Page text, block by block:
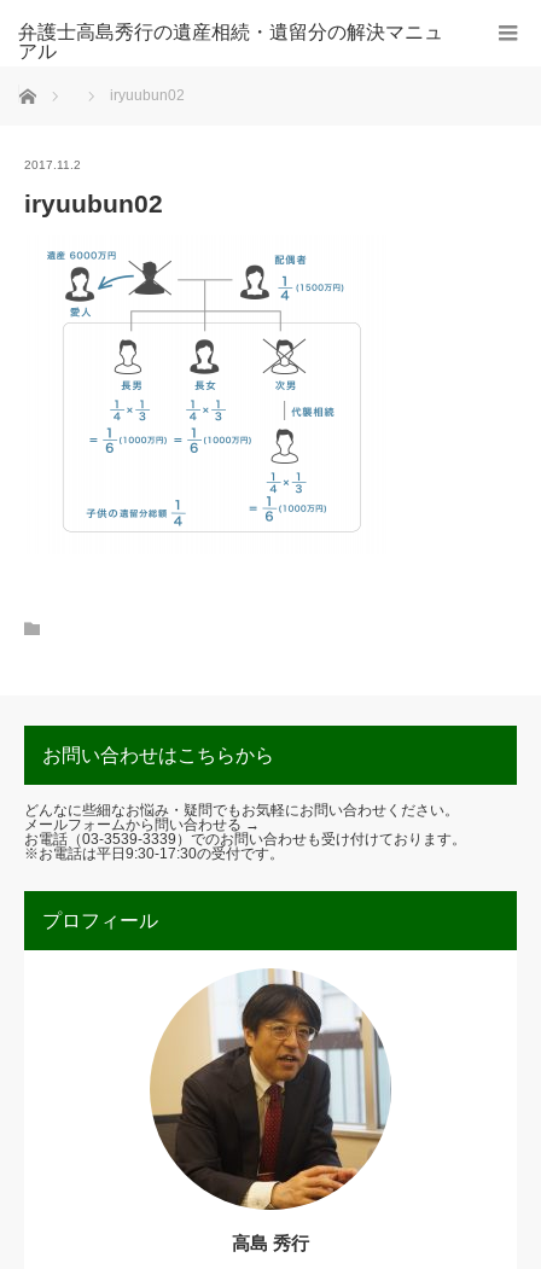
弁護士高島秀行の遺産相続・遺留分の解決マニュ
アル
ホーム iryuubun02
2017.11.2
iryuubun02
お問い合わせはこちらから
どんなに些細なお悩み・疑問でもお気軽にお問い合わせください。
メールフォームから問い合わせる →
お電話（03-3539-3339 ）でのお問い合わせも受け付けております。
※お電話は平日9:30-17:30の受付です。
プロフィール
高島 秀行